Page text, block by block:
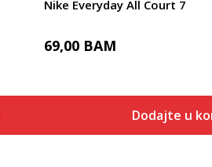
Nike Everyday All Court 7
69,00 BAM
Dodajte u